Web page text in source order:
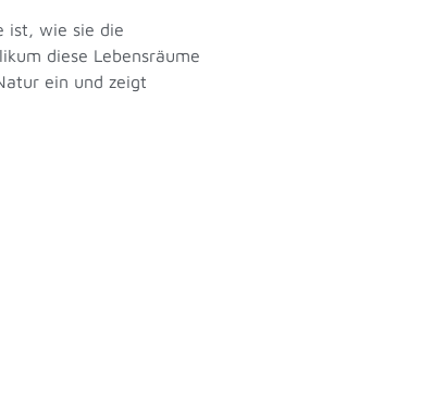
ist, wie sie die
diese Lebensräume
ein und zeigt